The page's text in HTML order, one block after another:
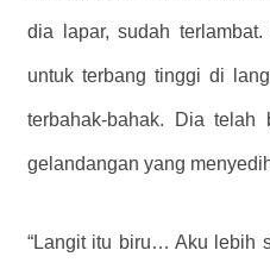
dia lapar, sudah
untuk terbang tinggi di
terbahak-bahak. Dia telah
gelandangan yang
“Langit itu biru… Aku lebih